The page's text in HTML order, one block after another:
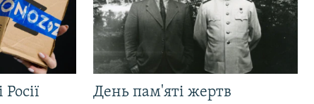
День пам'яті жертв